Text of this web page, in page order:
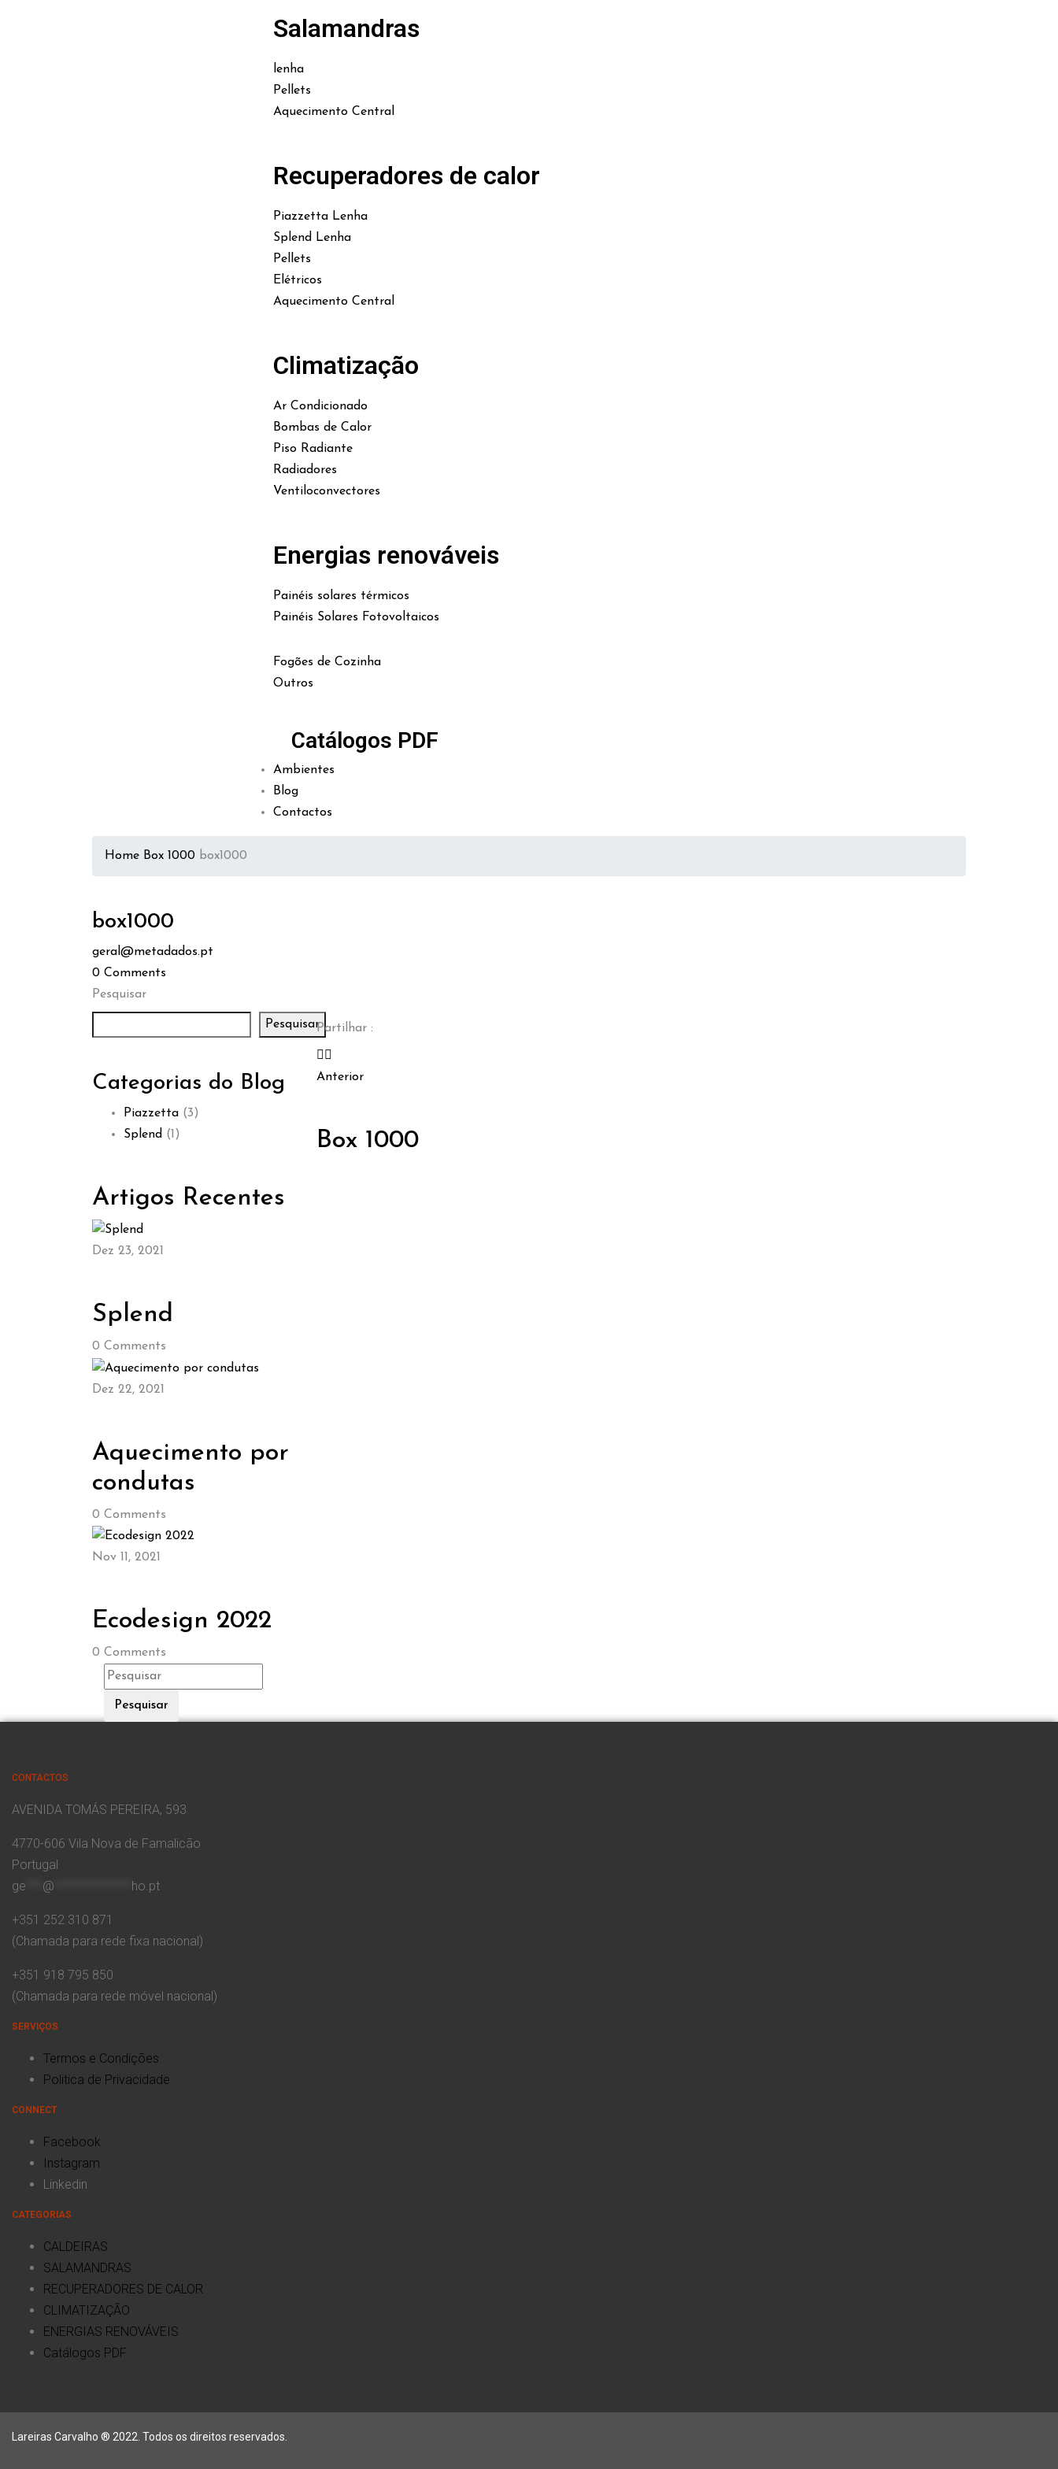
Salamandras
lenha
Pellets
Aquecimento Central
Recuperadores de calor
Piazzetta Lenha
Splend Lenha
Pellets
Elétricos
Aquecimento Central
Climatização
Ar Condicionado
Bombas de Calor
Piso Radiante
Radiadores
Ventiloconvectores
Energias renováveis
Painéis solares térmicos
Painéis Solares Fotovoltaicos
Fogões de Cozinha
Outros
Catálogos PDF
Ambientes
Blog
Contactos
Home Box 1000 box1000
box1000
geral@metadados.pt
0 Comments
Pesquisar
Pesquisar
Categorias do Blog
Piazzetta (3)
Splend (1)
Artigos Recentes
Dez 23, 2021
Splend
0 Comments
Dez 22, 2021
Aquecimento por
condutas
0 Comments
Nov 11, 2021
Ecodesign 2022
0 Comments
Pesquisar
Partilhar :
Anterior
Box 1000
CONTACTOS
AVENIDA TOMÁS PEREIRA, 593
4770-606 Vila Nova de Famalicão
Portugal
ge
@ ho.pt
+351 252 310 871
(Chamada para rede fixa nacional)
+351 918 795 850
(Chamada para rede móvel nacional)
SERVIÇOS
Termos e Condições
Politica de Privacidade
CONNECT
Facebook
Instagram
Linkedin
CATEGORIAS
CALDEIRAS
SALAMANDRAS
RECUPERADORES DE CALOR
CLIMATIZAÇÃO
ENERGIAS RENOVÁVEIS
Catálogos PDF
Lareiras Carvalho ® 2022. Todos os direitos reservados.